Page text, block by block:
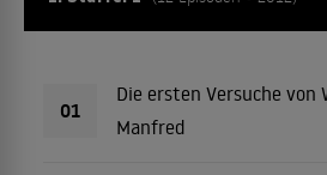
01
Die ersten Versuche von
Manfred